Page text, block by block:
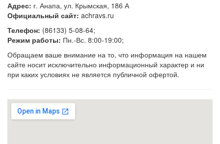
Адрес: г. Анапа, ул. Крымская, 186 А
Официальный сайт: achravs.ru
Телефон: (86133) 5-08-64;
Режим работы: Пн.-Вс. 8:00-19:00;
Обращаем ваше внимание на то, что информация на нашем
сайте носит исключительно информационный характер и ни
при каких условиях не является публичной офертой.